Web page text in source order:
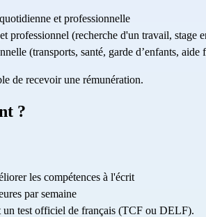
et professionnelle
professionnel (recherche d'un travail, stage
(transports, santé, garde d’enfants,
de recevoir une rémunération.
?
les compétences à l'écrit
par semaine
un test officiel de français (TCF ou DELF).